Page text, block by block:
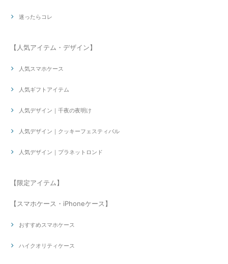
迷ったらコレ
【人気アイテム・デザイン】
人気スマホケース
人気ギフトアイテム
人気デザイン｜千夜の夜明け
人気デザイン｜クッキーフェスティバル
人気デザイン｜プラネットロンド
【限定アイテム】
【スマホケース・iPhoneケース】
おすすめスマホケース
ハイクオリティケース